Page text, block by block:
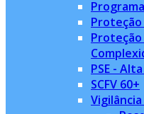
Proteção
Proteção
PSE -
SCFV 60+